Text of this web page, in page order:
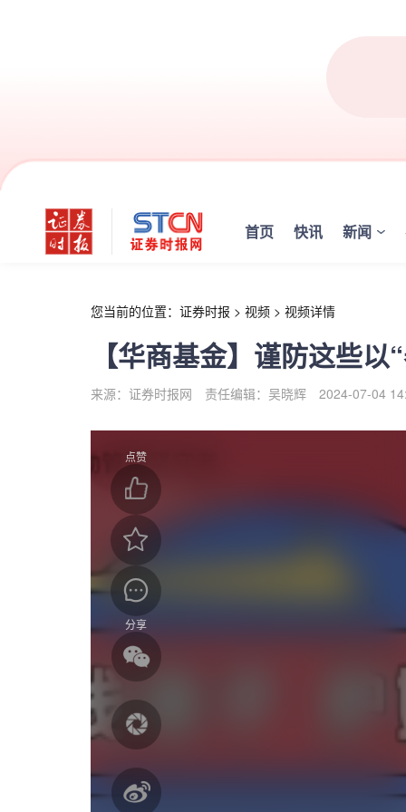
首页 快讯 新闻
您当前的位置： 证券时报 > 视频 > 视频详情
【华商基金】谨防这些
来源：证券时报网 责任编辑：吴晓辉 2024-07-04
点赞
分享